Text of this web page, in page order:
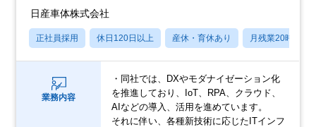
日産車体株式会社
正社員採用 休日120日以上 産休・育休あり 月残業20時間以
業務内容
・同社では、DXやモダナイゼーション化
を推進しており、IoT、RPA、クラウド、
AIなどの導入、活用を進めています。
それに伴い、各種新技術に応じたITインフ